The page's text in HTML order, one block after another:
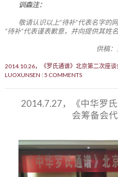
训森注：
敬请认识以上“待补”代表名字的
“待补”代表谨表歉意，并向提供其姓
供稿
2014.10.26，《罗氏通谱》北京第二次座
LUOXUNSEN 5 COMMENTS
2014.7.27，《中华罗
会筹备会